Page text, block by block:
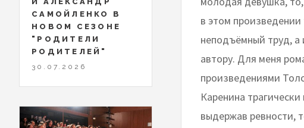
в этом произведении
неподъёмный труд, а
автору. Для меня
произведениями
Каренина
выдержав ревности,
САМОЙЛЕНКО В
НОВОМ СЕЗОНЕ
"РОДИТЕЛИ
РОДИТЕЛЕЙ"
30.07.2026